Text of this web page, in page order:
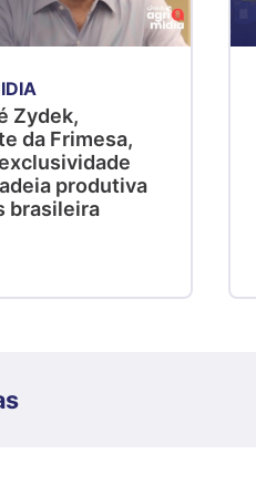
Zydek,
da Frimesa,
produtiva
brasileira